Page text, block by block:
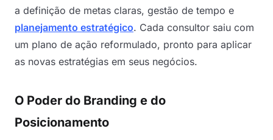
a definição de metas claras, gestão de tempo e
planejamento estratégico. Cada consultor saiu com
um plano de ação reformulado, pronto para aplicar
as novas estratégias em seus negócios.
O Poder do Branding e do
Posicionamento